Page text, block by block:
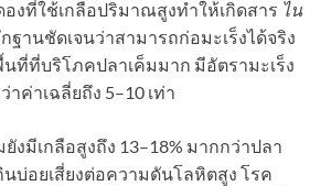
งที่ใช้เกลือปริมาณสูงทำให้เกิดสาร ไน
ฐานชัดเจนว่าสามารถก่อมะเร็งได้จริง
ที่ที่บริโภคปลาเค็มมาก มีอัตรามะเร็ง
ค่าเฉลี่ยถึง 5–10 เท่า
งมีเกลือสูงถึง 13–18% มากกว่าปลา
บ่อยเสี่ยงต่อความดันโลหิตสูง โรค